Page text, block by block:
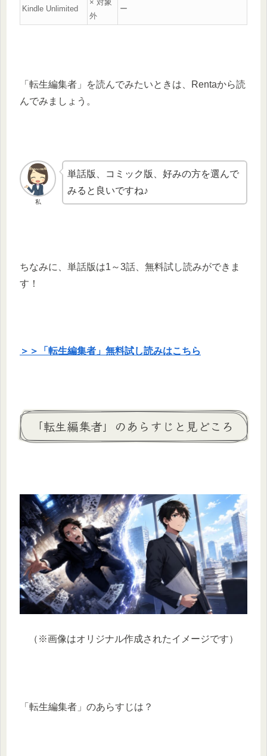
Kindle Unlimited
× 対象
外
ー
「転生編集者」を読んでみたいときは、Rentaから読
んでみましょう。
私
単話版、コミック版、好みの方を選んで
みると良いですね♪
ちなみに、単話版は1～3話、無料試し読みができま
す！
＞＞「転生編集者」無料試し読みはこちら
「転生編集者」のあらすじと見どころ
（※画像はオリジナル作成されたイメージです）
「転生編集者」のあらすじは？